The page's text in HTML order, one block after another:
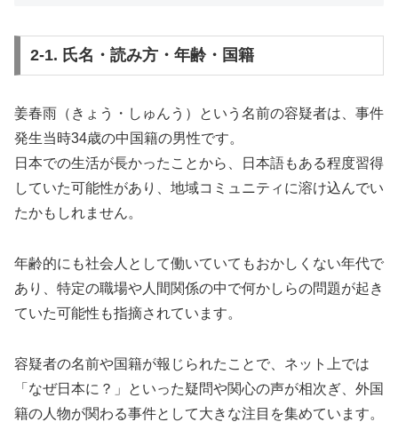
2-1. 氏名・読み方・年齢・国籍
姜春雨（きょう・しゅんう）という名前の容疑者は、事件
発生当時34歳の中国籍の男性です。
日本での生活が長かったことから、日本語もある程度習得
していた可能性があり、地域コミュニティに溶け込んでい
たかもしれません。
年齢的にも社会人として働いていてもおかしくない年代で
あり、特定の職場や人間関係の中で何かしらの問題が起き
ていた可能性も指摘されています。
容疑者の名前や国籍が報じられたことで、ネット上では
「なぜ日本に？」といった疑問や関心の声が相次ぎ、外国
籍の人物が関わる事件として大きな注目を集めています。